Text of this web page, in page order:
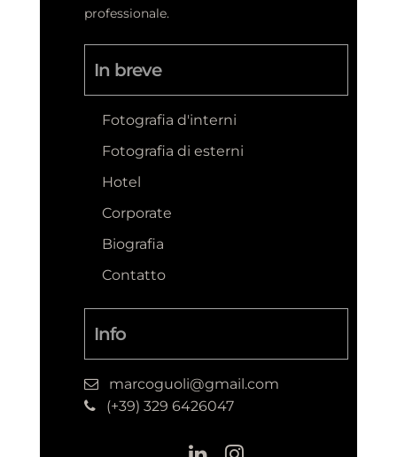
professionale.
In breve
Fotografia d'interni
Fotografia di esterni
Hotel
Corporate
Biografia
Contatto
Info
marcoguoli@gmail.com
(+39) 329 6426047